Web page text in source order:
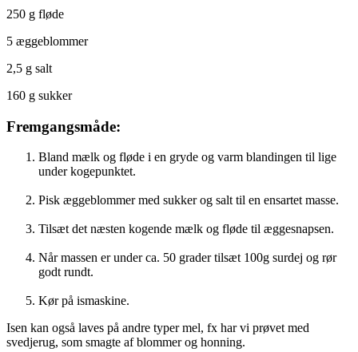
250 g fløde
5 æggeblommer
2,5 g salt
160 g sukker
Fremgangsmåde:
Bland mælk og fløde i en gryde og varm blandingen til lige
under kogepunktet.
Pisk æggeblommer med sukker og salt til en ensartet masse.
Tilsæt det næsten kogende mælk og fløde til æggesnapsen.
Når massen er under ca. 50 grader tilsæt 100g surdej og rør
godt rundt.
Kør på ismaskine.
Isen kan også laves på andre typer mel, fx har vi prøvet med
svedjerug, som smagte af blommer og honning.